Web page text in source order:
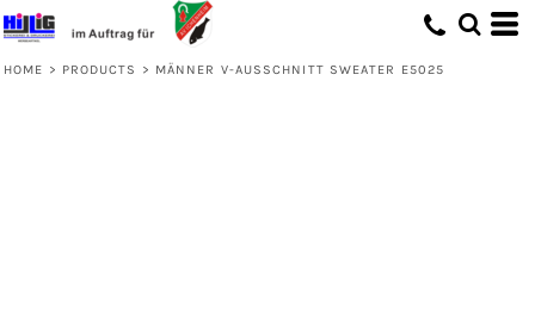
HOME > PRODUCTS > MÄNNER V-AUSSCHNITT SWEATER E5025